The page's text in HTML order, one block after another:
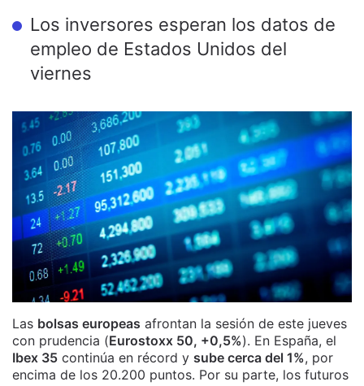
Los inversores esperan los datos de
empleo de Estados Unidos del
viernes
Las bolsas europeas afrontan la sesión de este jueves
con prudencia (Eurostoxx 50, +0,5%). En España, el
Ibex 35 continúa en récord y sube cerca del 1%, por
encima de los 20.200 puntos. Por su parte, los futuros